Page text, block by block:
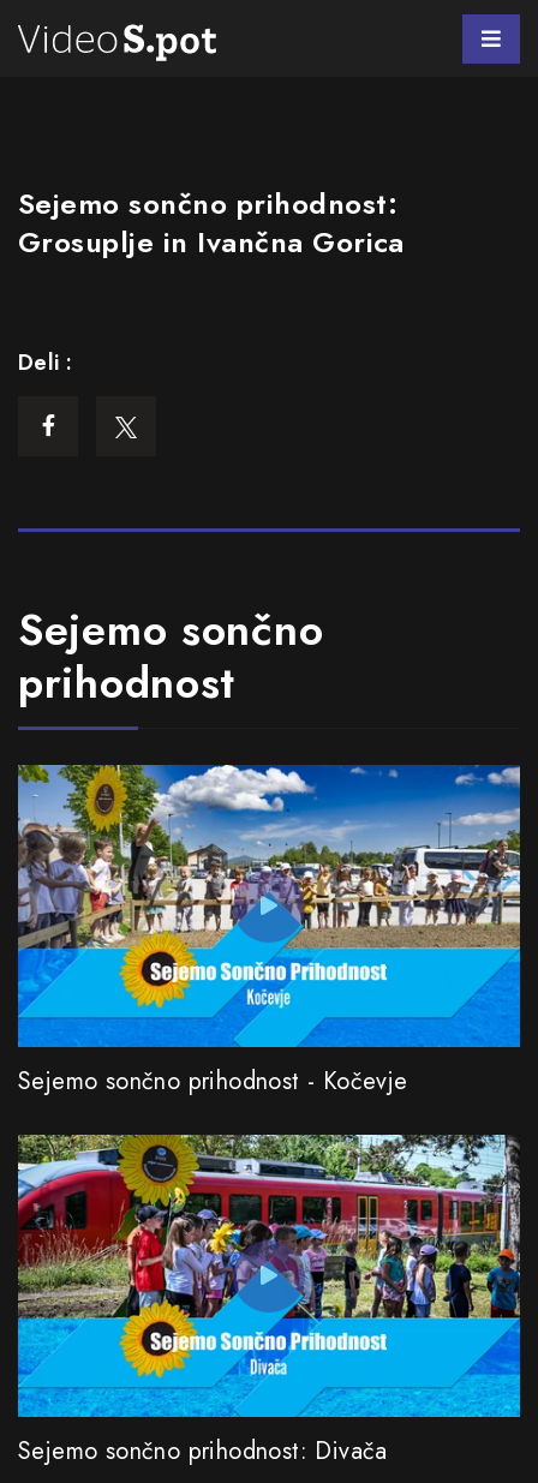
Sejemo sončno prihodnost:
Grosuplje in Ivančna Gorica
Deli :
Sejemo sončno
prihodnost
Sejemo sončno prihodnost - Kočevje
Sejemo sončno prihodnost: Divača